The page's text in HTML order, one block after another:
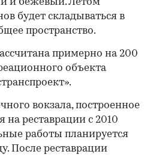
будет складываться в
пространство.
примерно на 200
объекта
вокзала, построенное
на реставрации с 2010
работы планируется
После реставрации